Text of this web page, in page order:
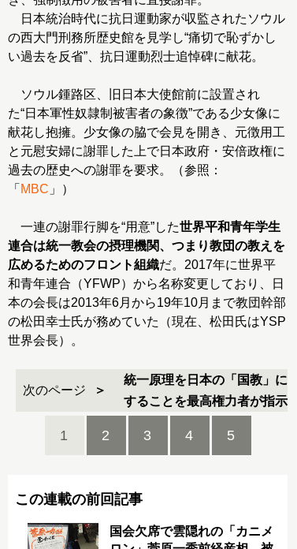
日本統治時代に抗日運動家が収監されたソウル
の西大門刑務所歴史館を見学し“痛切で恥ずかし
い過去を反省”、抗日運動烈士追悼碑に献花。
ソウル鍾路区、旧日本大使館前に設置され
た“日本軍性奴隷制被害者の象徴”である少女像に
献花し抱擁。少女像の脇で会見を開き、元徴用工
と元慰安婦に謝罪した上で日本政府・安倍政権に
過去の歴史への謝罪を要求。（参照：
「 MBC 」）
一連の謝罪行脚を“用意”した世界平和青年学生
連合は統一教会の摂理機関、つまり教団の教えを
広めるためのフロント組織だ。2017年に世界平
和青年連合（YFWP）から名称変更しており、日
本の会長は2013年6月から19年10月まで教団幹部
の松田幸士氏が務めていた（現在、松田氏はYSP
世界会長）。
次のページ
統一原理を日本の「国教」に
することを最高権力者が指示
1 2 3 4 5
この連載の前回記事
国会欠席で雲隠れの「カニメ